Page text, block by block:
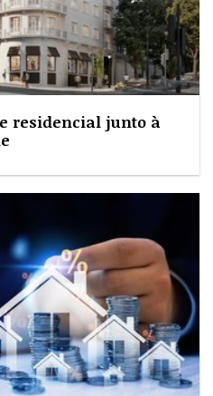
residencial junto à